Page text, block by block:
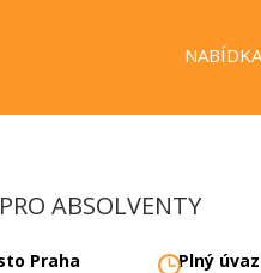
ABSOLVENTY
Praha Plný